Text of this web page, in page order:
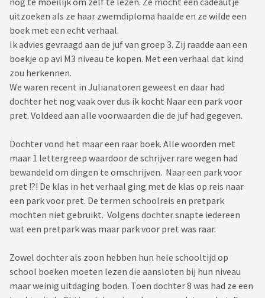
uitzoeken als ze haar zwemdiploma haalde en ze wilde een
boek met een echt verhaal.
Ik advies gevraagd aan de juf van groep 3. Zij raadde aan een
boekje op avi M3 niveau te kopen. Met een verhaal dat kind
zou herkennen.
We waren recent in Julianatoren geweest en daar had
dochter het nog vaak over dus ik kocht Naar een park voor
pret. Voldeed aan alle voorwaarden die de juf had gegeven.
Dochter vond het maar een raar boek. Alle woorden met
maar 1 lettergreep waardoor de schrijver rare wegen had
bewandeld om dingen te omschrijven. Naar een park voor
pret !?! De klas in het verhaal ging met de klas op reis naar
een park voor pret. De termen schoolreis en pretpark
mochten niet gebruikt. Volgens dochter snapte iedereen
wat een pretpark was maar park voor pret was raar.
Zowel dochter als zoon hebben hun hele schooltijd op
school boeken moeten lezen die aansloten bij hun niveau
maar weinig uitdaging boden. Toen dochter 8 was had ze een